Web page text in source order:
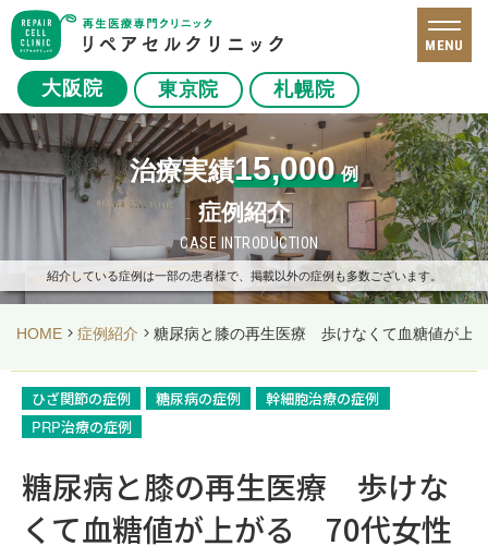
大阪院 東京院 札幌院
MENU
治療実績15,000 例
症例紹介
CASE INTRODUCTION
紹介している症例は一部の患者様で、掲載以外の症例も多数ございます。
HOME 症例紹介 糖尿病と膝の再生医療 歩けなくて血糖値が上
ひざ関節の症例 糖尿病の症例
幹細胞治療の症例
PRP治療の症例
糖尿病と膝の再生医療 歩けな
くて血糖値が上がる 70代女性